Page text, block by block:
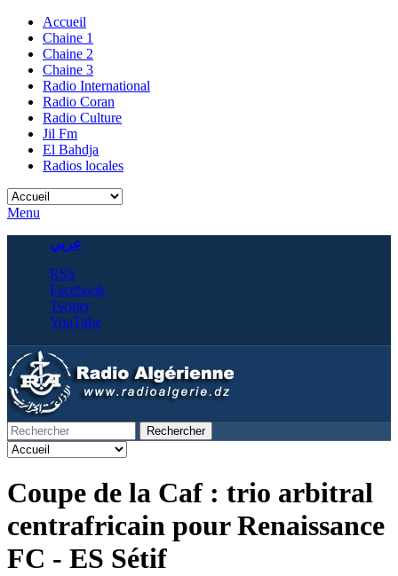
Accueil
Chaine 1
Chaine 2
Chaine 3
Radio International
Radio Coran
Radio Culture
Jil Fm
El Bahdja
Radios locales
Menu
عربي
RSS
Facebook
Twitter
YouTube
Formulaire de recherche
Rechercher
Coupe de la Caf : trio arbitral
centrafricain pour Renaissance
FC - ES Sétif